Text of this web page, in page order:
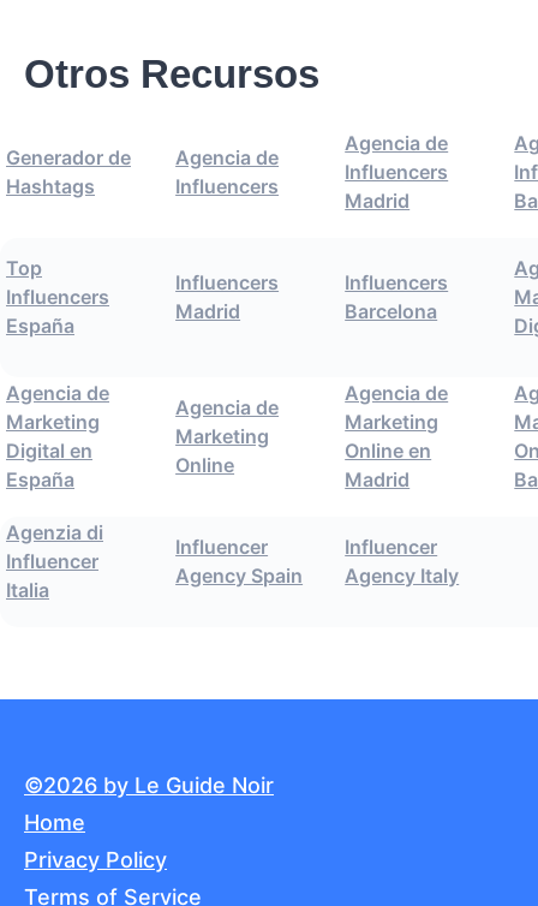
Otros Recursos
Generador de
Hashtags
Agencia de
Influencers
Agencia de
Influencers
Madrid
Top
Influencers
España
Influencers
Madrid
Influencers
Barcelona
Agencia de
Marketing
Digital en
España
Agencia de
Marketing
Online
Agencia de
Marketing
Online en
Madrid
Agenzia di
Influencer
Italia
Influencer
Agency Spain
Influencer
Agency Italy
©2026 by Le Guide Noir
Home
Privacy Policy
Terms of Service